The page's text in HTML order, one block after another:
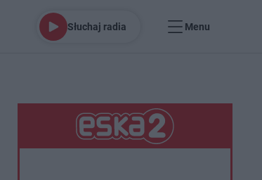
Słuchaj radia Menu